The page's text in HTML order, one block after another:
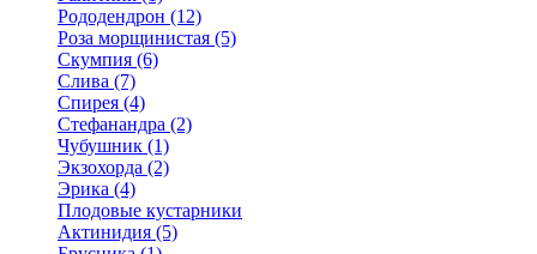
Рододендрон (12)
Роза морщинистая (5)
Скумпия (6)
Слива (7)
Спирея (4)
Стефанандра (2)
Чубушник (1)
Экзохорда (2)
Эрика (4)
Плодовые кустарники
Актинидия (5)